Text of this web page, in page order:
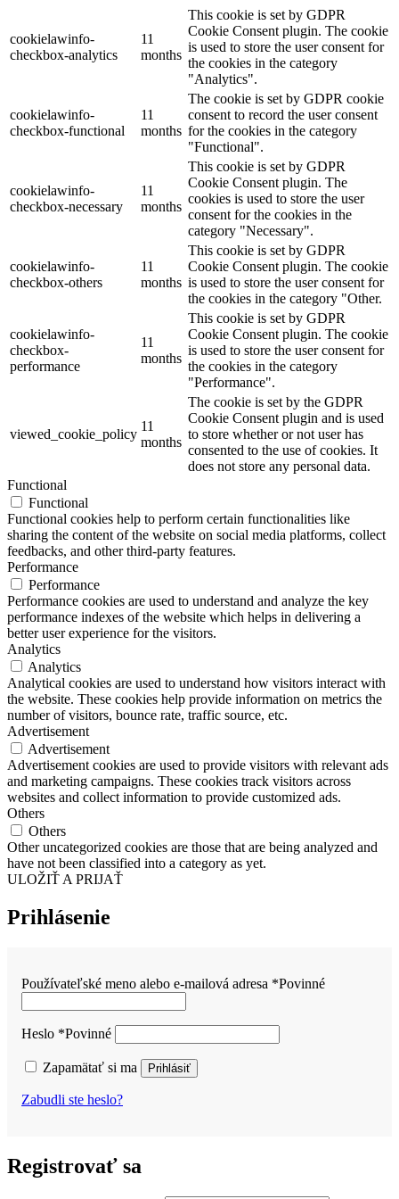
cookielawinfo-
checkbox-analytics
11
months
This cookie is set by GDPR
Cookie Consent plugin. The cookie
is used to store the user consent for
the cookies in the category
"Analytics".
cookielawinfo-
checkbox-functional
11
months
The cookie is set by GDPR cookie
consent to record the user consent
for the cookies in the category
"Functional".
cookielawinfo-
checkbox-necessary
11
months
This cookie is set by GDPR
Cookie Consent plugin. The
cookies is used to store the user
consent for the cookies in the
category "Necessary".
cookielawinfo-
checkbox-others
11
months
This cookie is set by GDPR
Cookie Consent plugin. The cookie
is used to store the user consent for
the cookies in the category "Other.
cookielawinfo-
checkbox-
performance
11
months
This cookie is set by GDPR
Cookie Consent plugin. The cookie
is used to store the user consent for
the cookies in the category
"Performance".
viewed_cookie_policy
11
months
The cookie is set by the GDPR
Cookie Consent plugin and is used
to store whether or not user has
consented to the use of cookies. It
does not store any personal data.
Functional
Functional
Functional cookies help to perform certain functionalities like
sharing the content of the website on social media platforms, collect
feedbacks, and other third-party features.
Performance
Performance
Performance cookies are used to understand and analyze the key
performance indexes of the website which helps in delivering a
better user experience for the visitors.
Analytics
Analytics
Analytical cookies are used to understand how visitors interact with
the website. These cookies help provide information on metrics the
number of visitors, bounce rate, traffic source, etc.
Advertisement
Advertisement
Advertisement cookies are used to provide visitors with relevant ads
and marketing campaigns. These cookies track visitors across
websites and collect information to provide customized ads.
Others
Others
Other uncategorized cookies are those that are being analyzed and
have not been classified into a category as yet.
ULOŽIŤ A PRIJAŤ
Prihlásenie
Používateľské meno alebo e-mailová adresa *Povinné
Heslo *Povinné
Zapamätať si ma Prihlásiť
Zabudli ste heslo?
Registrovať sa